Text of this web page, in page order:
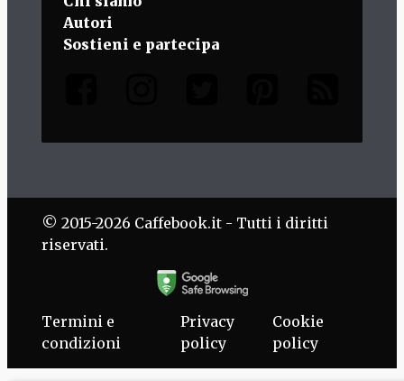
Autori
Sostieni e partecipa
© 2015-2026 Caffebook.it - Tutti i diritti
riservati.
Termini e
condizioni
Privacy
policy
Cookie
policy